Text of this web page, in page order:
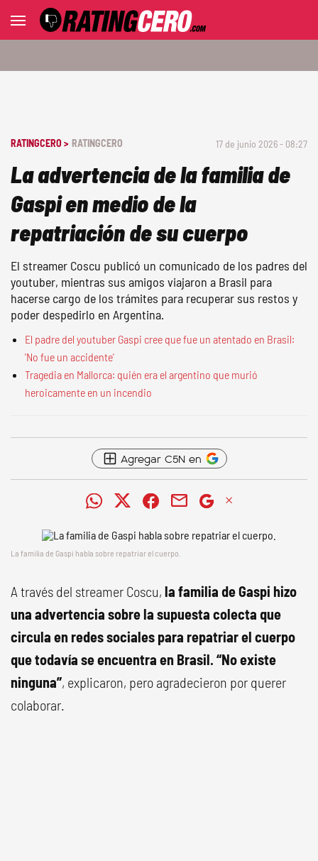
RATINGCERO > RATINGCERO 17 de junio 2026 - 08:27
La advertencia de la familia de
Gaspi en medio de la
repatriación de su cuerpo
El streamer Coscu publicó un comunicado de los padres del
youtuber, mientras sus amigos viajaron a Brasil para
hacerse cargo de los trámites para recuperar sus restos y
poder despedirlo en Argentina.
El padre del youtuber Gaspi cree que fue un atentado en Brasil:
'No fue un accidente'
Tragedia en Mallorca: quién era el argentino que murió
heroicamente en un incendio
Agregar C5N en
La familia de Gaspi habla sobre repatriar el cuerpo.
A través del streamer Coscu, la familia de Gaspi hizo
una advertencia sobre la supuesta colecta que
circula en redes sociales para repatriar el cuerpo
que todavía se encuentra en Brasil. “No existe
ninguna”, explicaron, pero agradecieron por querer
colaborar.